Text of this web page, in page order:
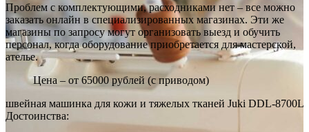
Проблем с комплектующими, расходниками нет – все можно
заказать онлайн в специализированных магазинах. Эти же
магазины по запросу могут организовать выезд и обучить
персонал, когда оборудование приобретается для мастерской,
ателье.
Цена – от 65000 рублей (с приводом)
швейная машинка для кожи и тяжелых тканей Juki DDL-8700L
Достоинства: